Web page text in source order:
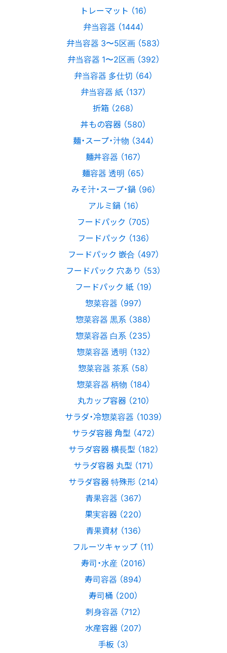
トレーマット （16）
弁当容器 （1444）
弁当容器 3〜5区画 （583）
弁当容器 1〜2区画 （392）
弁当容器 多仕切 （64）
弁当容器 紙 （137）
折箱 （268）
丼もの容器 （580）
麺・スープ・汁物 （344）
麺丼容器 （167）
麺容器 透明 （65）
みそ汁・スープ・鍋 （96）
アルミ鍋 （16）
フードパック （705）
フードパック （136）
フードパック 嵌合 （497）
フードパック 穴あり （53）
フードパック 紙 （19）
惣菜容器 （997）
惣菜容器 黒系 （388）
惣菜容器 白系 （235）
惣菜容器 透明 （132）
惣菜容器 茶系 （58）
惣菜容器 柄物 （184）
丸カップ容器 （210）
サラダ・冷惣菜容器 （1039）
サラダ容器 角型 （472）
サラダ容器 横長型 （182）
サラダ容器 丸型 （171）
サラダ容器 特殊形 （214）
青果容器 （367）
果実容器 （220）
青果資材 （136）
フルーツキャップ （11）
寿司・水産 （2016）
寿司容器 （894）
寿司桶 （200）
刺身容器 （712）
水産容器 （207）
手板 （3）